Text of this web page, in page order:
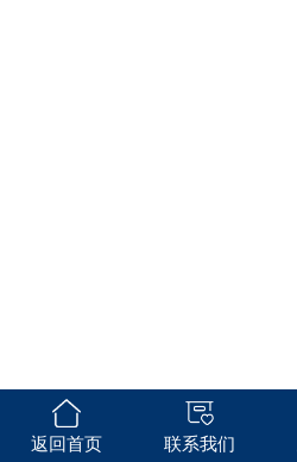
返回首页 联系我们